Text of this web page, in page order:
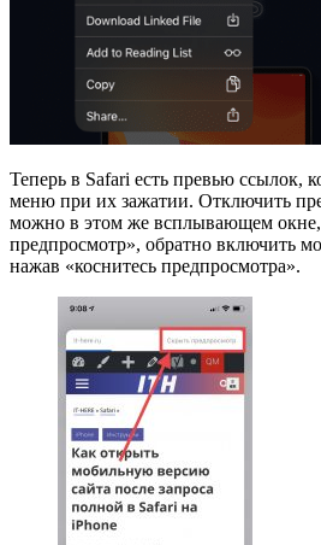
Теперь в Safari есть превью ссылок,
меню при их зажатии. Отключить
можно в этом же всплывающем
предпросмотр», обратно включить
нажав «коснитесь предпросмотра».